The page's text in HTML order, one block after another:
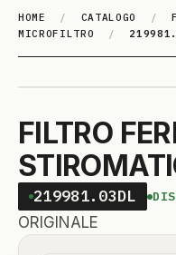
HOME / CATALOGO /
MICROFILTRO
/
FILTRO
219981.03DL
ORIGINALE